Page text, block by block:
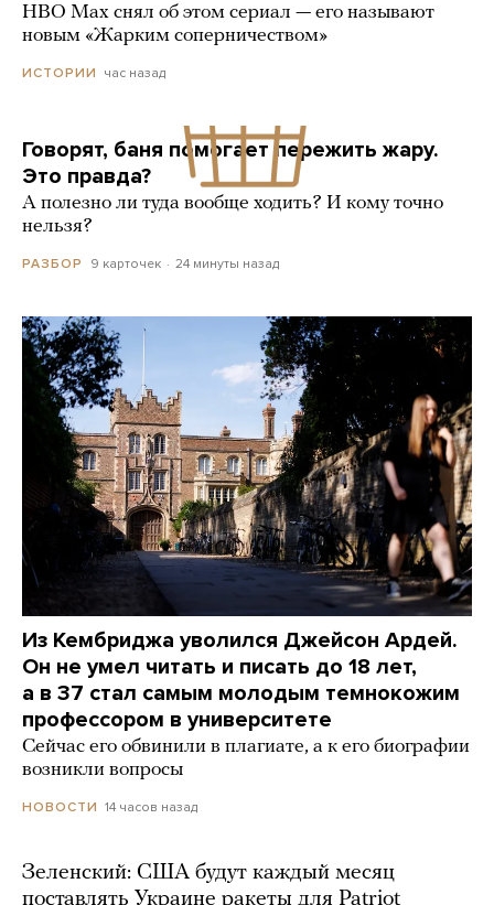
HBO Max снял об этом сериал — его называют
новым «Жарким соперничеством»
ИСТОРИИ час назад
Говорят, баня помогает пережить жару.
Это правда?
А полезно ли туда вообще ходить? И кому точно
нельзя?
РАЗБОР 9 карточек 24 минуты назад
Из Кембриджа уволился Джейсон Ардей.
Он не умел читать и писать до 18 лет,
а в 37 стал самым молодым темнокожим
профессором в университете
Сейчас его обвинили в плагиате, а к его биографии
возникли вопросы
НОВОСТИ 14 часов назад
Зеленский: США будут каждый месяц
поставлять Украине ракеты для Patriot